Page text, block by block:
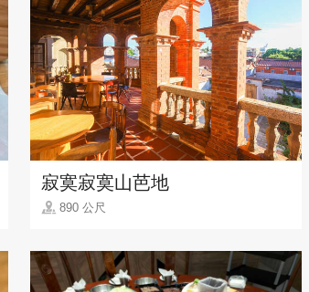
寂寞寂寞山芭地
890 公尺